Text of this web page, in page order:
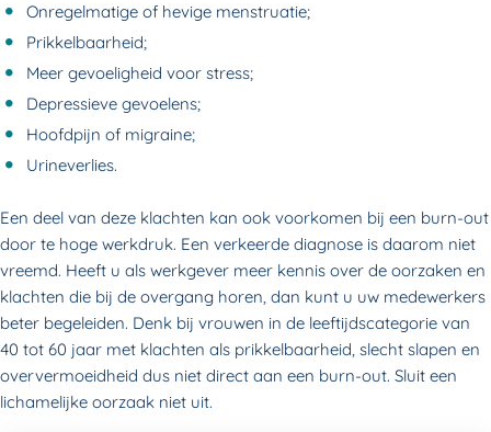
Onregelmatige of hevige menstruatie;
Prikkelbaarheid;
Meer gevoeligheid voor stress;
Depressieve gevoelens;
Hoofdpijn of migraine;
Urineverlies.
Een deel van deze klachten kan ook voorkomen bij een burn-out
door te hoge werkdruk. Een verkeerde diagnose is daarom niet
vreemd. Heeft u als werkgever meer kennis over de oorzaken en
klachten die bij de overgang horen, dan kunt u uw medewerkers
beter begeleiden. Denk bij vrouwen in de leeftijdscategorie van
40 tot 60 jaar met klachten als prikkelbaarheid, slecht slapen en
oververmoeidheid dus niet direct aan een burn-out. Sluit een
lichamelijke oorzaak niet uit.